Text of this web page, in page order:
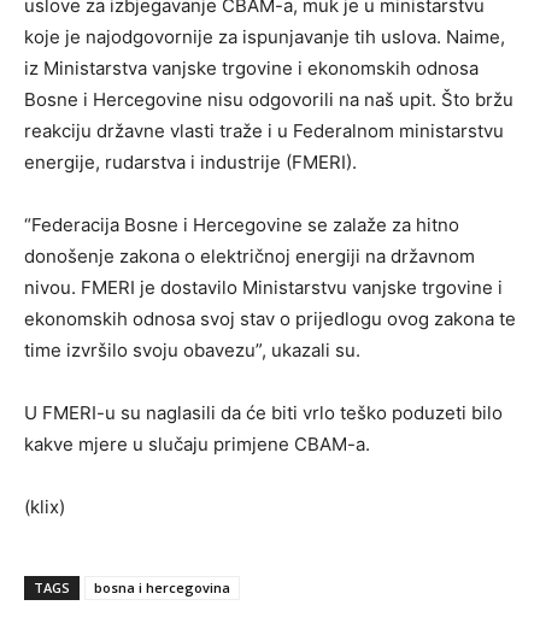
uslove za izbjegavanje CBAM-a, muk je u ministarstvu
koje je najodgovornije za ispunjavanje tih uslova. Naime,
iz Ministarstva vanjske trgovine i ekonomskih odnosa
Bosne i Hercegovine nisu odgovorili na naš upit. Što bržu
reakciju državne vlasti traže i u Federalnom ministarstvu
energije, rudarstva i industrije (FMERI).
“Federacija Bosne i Hercegovine se zalaže za hitno
donošenje zakona o električnoj energiji na državnom
nivou. FMERI je dostavilo Ministarstvu vanjske trgovine i
ekonomskih odnosa svoj stav o prijedlogu ovog zakona te
time izvršilo svoju obavezu”, ukazali su.
U FMERI-u su naglasili da će biti vrlo teško poduzeti bilo
kakve mjere u slučaju primjene CBAM-a.
(klix)
TAGS bosna i hercegovina